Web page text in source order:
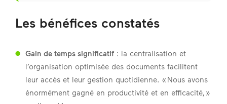
Les bénéfices constatés
Gain de temps significatif : la centralisation et
l’organisation optimisée des documents facilitent
leur accès et leur gestion quotidienne. « Nous avons
énormément gagné en productivité et en efficacité, »